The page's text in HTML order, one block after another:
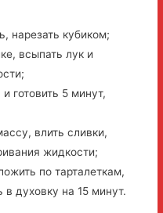
нарезать кубиком;
всыпать лук и
готовить 5 минут,
влить сливки,
жидкости;
по тарталеткам,
духовку на 15 минут.